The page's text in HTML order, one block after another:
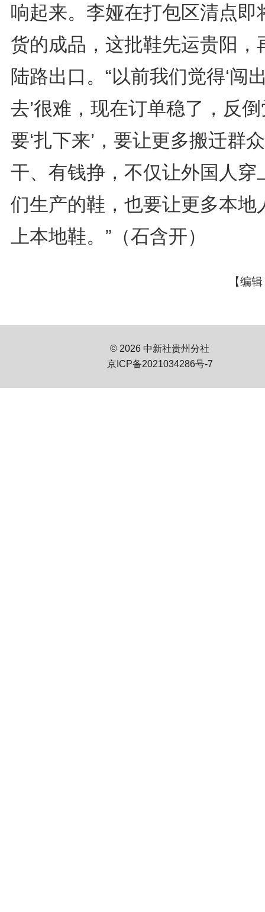
响起来。李娅在打包区清点即
货的成品，这批鞋先运贵阳，
陆路出口。“以前我们觉得‘闯
去’很难，现在订单稳了，反
要‘扎下来’，要让更多搬迁群
干、有钱挣，不仅让外国人穿
们生产的鞋，也要让更多本地
上本地鞋。”（石含开）
【编
© 2026 中新社贵州分社
京ICP备2021034286号-7